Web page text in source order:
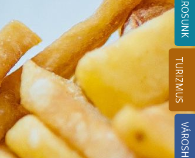
VÁROSUNK
TURIZMUS